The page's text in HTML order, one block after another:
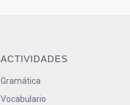
ACTIVIDADES
Gramática
Vocabulario